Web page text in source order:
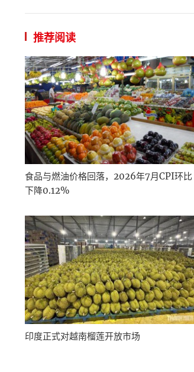
推荐阅读
食品与燃油价格回落，2026年7月CPI环比
下降0.12%
印度正式对越南榴莲开放市场